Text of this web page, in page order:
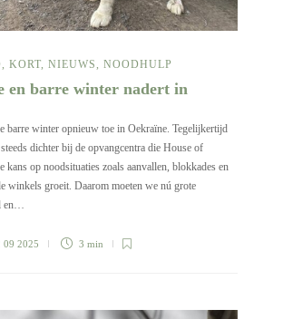
, KORT, NIEUWS, NOODHULP
en barre winter nadert in
barre winter opnieuw toe in Oekraïne. Tegelijkertijd
dichter bij de opvangcentra die House of
kans op noodsituaties zoals aanvallen, blokkades en
winkels groeit. Daarom moeten we nú grote
en…
09 2025 3 min